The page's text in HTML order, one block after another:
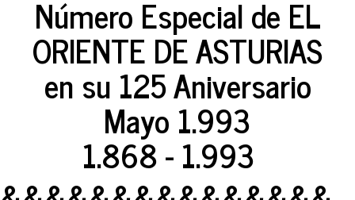
Número Especial de EL
ORIENTE DE ASTURIAS
en su 125 Aniversario
Mayo 1.993
1.868 - 1.993